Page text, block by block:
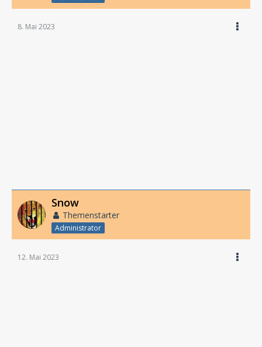
8. Mai 2023
Snow
Themenstarter
Administrator
12. Mai 2023